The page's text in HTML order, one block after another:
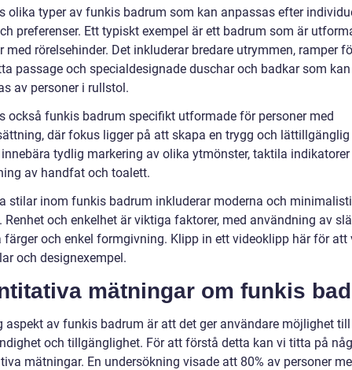
olika typer av funkis badrum som kan anpassas efter
preferenser. Ett typiskt exempel är ett badrum som är
med rörelsehinder. Det inkluderar bredare utrymmen, ramper
passage och specialdesignade duschar och badkar som kan
av personer i rullstol.
också funkis badrum specifikt utformade för personer med
där fokus ligger på att skapa en trygg och
tydlig markering av olika ytmönster, taktila
av handfat och toalett.
stilar inom funkis badrum inkluderar moderna och
Renhet och enkelhet är viktiga faktorer, med användning av
färger och enkel formgivning. Klipp in ett videoklipp här för att
och designexempel.
mätningar om funkis
aspekt av funkis badrum är att det ger användare möjlighet till
och tillgänglighet. För att förstå detta kan vi titta på
mätningar. En undersökning visade att 80% av personer